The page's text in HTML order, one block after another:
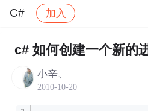
C# 加入
社区 C# 帖子详情
c# 如何创建一个新的
小辛、
2010-10-20